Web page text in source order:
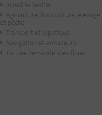
Industrie textile
Agriculture, horticulture, élevage
et pêche
Transport et logistique
Navigation et armateurs
J'ai une demande spécifique